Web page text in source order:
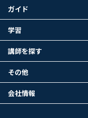
ガイド
学習
講師を探す
その他
会社情報